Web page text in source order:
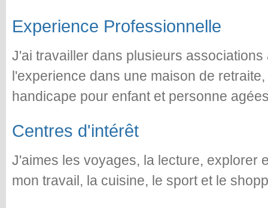
Experience Professionnelle
J'ai travailler dans plusieurs associations
l'experience dans une maison de
handicape pour enfant et personne
Centres d'intérêt
J'aimes les voyages, la lecture, explorer
mon travail, la cuisine, le sport et le